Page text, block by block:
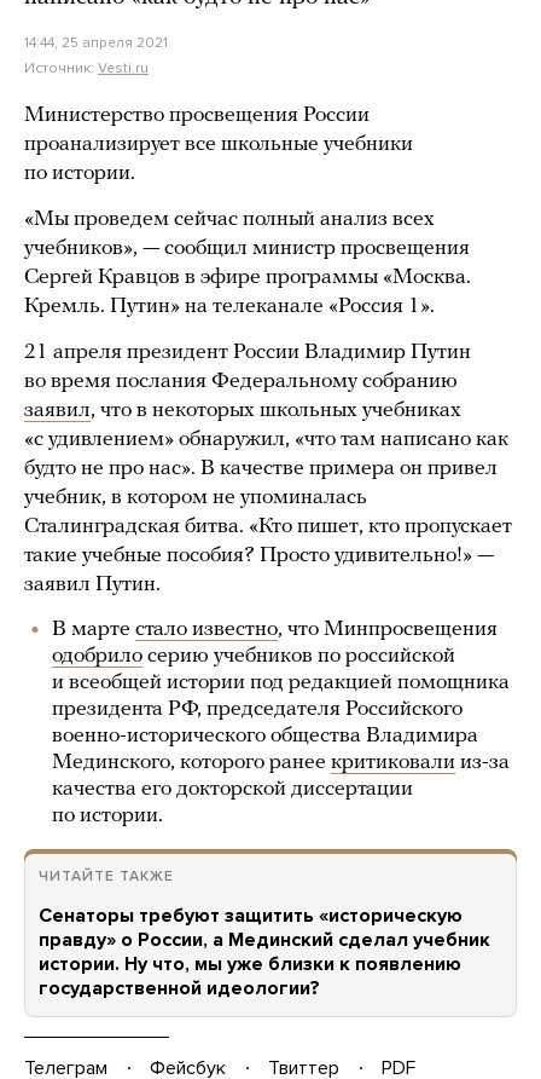
14:44, 25 апреля 2021
Источник: Vesti.ru
Министерство просвещения России
проанализирует все школьные учебники
по истории.
«Мы проведем сейчас полный анализ всех
учебников», — сообщил министр просвещения
Сергей Кравцов в эфире программы «Москва.
Кремль. Путин» на телеканале «Россия 1».
21 апреля президент России Владимир Путин
во время послания Федеральному собранию
заявил, что в некоторых школьных учебниках
«с удивлением» обнаружил, «что там написано как
будто не про нас». В качестве примера он привел
учебник, в котором не упоминалась
Сталинградская битва. «Кто пишет, кто пропускает
такие учебные пособия? Просто удивительно!» —
заявил Путин.
В марте стало известно, что Минпросвещения
одобрило серию учебников по российской
и всеобщей истории под редакцией помощника
президента РФ, председателя Российского
военно-исторического общества Владимира
Мединского, которого ранее критиковали из-за
качества его докторской диссертации
по истории.
ЧИТАЙТЕ ТАКЖЕ
Сенаторы требуют защитить «историческую
правду» о России, а Мединский сделал учебник
истории. Ну что, мы уже близки к появлению
государственной идеологии?
Телеграм Фейсбук Твиттер
PDF